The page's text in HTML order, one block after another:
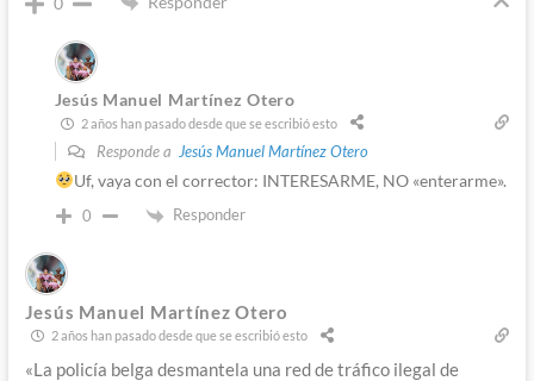
Jesús Manuel Martínez Otero
2 años han pasado desde que se escribió esto
Responde a Jesús Manuel Martínez Otero
Uf, vaya con el corrector: INTERESARME, NO «enterarme».
0 Responder
Jesús Manuel Martínez Otero
2 años han pasado desde que se escribió esto
«La policía belga desmantela una red de tráfico ilegal de